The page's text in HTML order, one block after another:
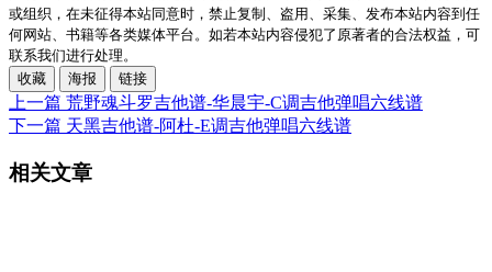
或组织，在未征得本站同意时，禁止复制、盗用、采集、发布本站内容到任
何网站、书籍等各类媒体平台。如若本站内容侵犯了原著者的合法权益，可
联系我们进行处理。
收藏
海报 链接
上一篇 荒野魂斗罗吉他谱-华晨宇-C调吉他弹唱六线谱
下一篇 天黑吉他谱-阿杜-E调吉他弹唱六线谱
相关文章